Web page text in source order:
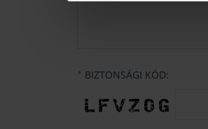
★ BIZTONSÁGI KÓD: